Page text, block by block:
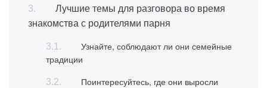
Лучшие темы для разговора во время
знакомства с родителями парня
Узнайте, соблюдают ли они семейные
традиции
Поинтересуйтесь, где они выросли